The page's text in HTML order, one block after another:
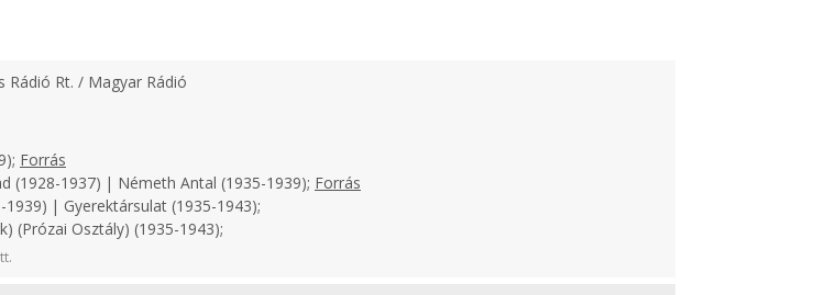
Rt. / Magyar Rádió
Forrás
(1928-1937) | Németh Antal (1935-1939); Forrás
1939) | Gyerektársulat (1935-1943);
(Prózai Osztály) (1935-1943);